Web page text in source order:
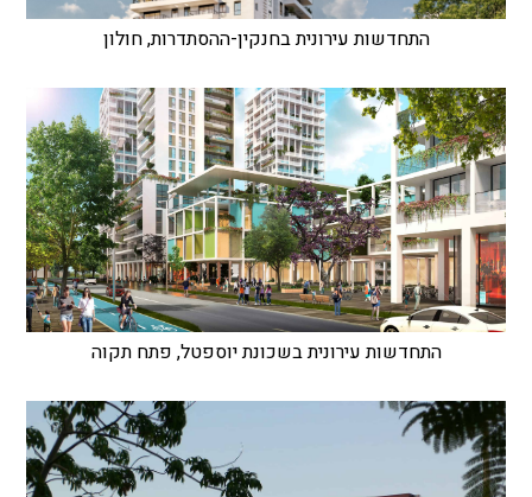
התחדשות עירונית בחנקין-ההסתדרות, חולון
התחדשות עירונית בשכונת יוספטל, פתח תקוה